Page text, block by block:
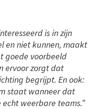
is in zijn
en niet kunnen, maakt
goede voorbeeld
ervoor zorgt dat
begrijpt. En ook:
staat wanneer dat
weerbare teams.”